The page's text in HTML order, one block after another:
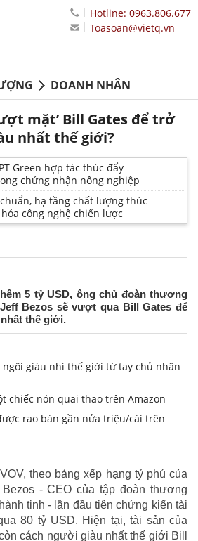
Hotline: 0963.806.677
Toasoan@vietq.vn
DOANH NHÂN
mặt’ Bill Gates để trở
nhất thế giới?
Green hợp tác thúc đẩy
chứng nhận nông nghiệp
hạ tầng chất lượng thúc
công nghệ chiến lược
5 tỷ USD, ông chủ đoàn thương
Bezos sẽ vượt qua Bill Gates để
thế giới.
ngôi giàu nhì thế giới từ tay chủ nhân
chiếc nón quai thao trên Amazon
rao bán gần nửa triệu/cái trên
theo bảng xếp hạng tỷ phú của
Bezos - CEO của tập đoàn thương
tinh - lần đầu tiên chứng kiến tài
80 tỷ USD. Hiện tại, tài sản của
cách người giàu nhất thế giới Bill